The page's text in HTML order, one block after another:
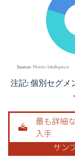
画像 © Mordor
注記: 個別セグメ